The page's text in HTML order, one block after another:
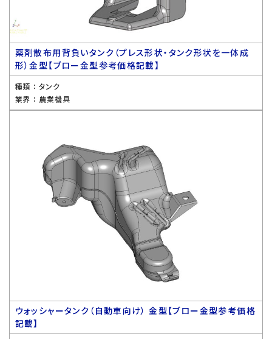
薬剤散布用背負いタンク（プレス形状・タンク形状を一体成
形）金型【ブロー金型参考価格記載】
種類 ： タンク
業界 ： 農業機具
ウォッシャータンク（自動車向け） 金型【ブロー金型参考価格
記載】